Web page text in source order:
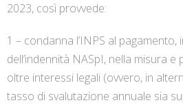
2023, così provvede:
1 – condanna l’INPS al pagamento,
dell’indennità NASpI, nella misura e
oltre interessi legali (ovvero, in
tasso di svalutazione annuale sia